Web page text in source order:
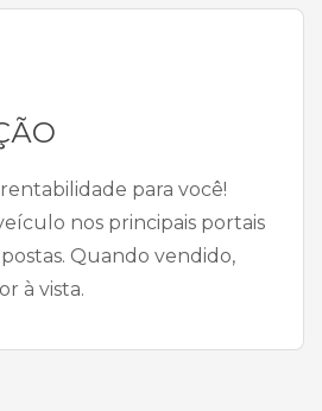
para você!
nos principais portais
Quando vendido,
à vista.